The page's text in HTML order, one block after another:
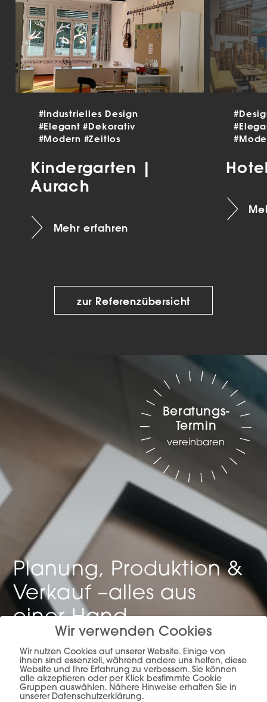
#Industrielles Design
#Elegant#Dekorativ
#Modern #Zeitlos
Kindergarten |
Aurach
Mehr erfahren
zur Referenzübersicht
Planung, Produktion &
Verkauf –alles aus
einer Hand.
mehr erfahren
Beratungs-
Termin
vereinbaren
Wir verwenden Cookies
Wir nutzen Cookies auf unserer Website. Einige von
ihnen sind essenziell, während andere uns helfen, diese
Website und Ihre Erfahrung zu verbessern. Sie können
alle akzeptieren oder per Klick bestimmte Cookie
Gruppen auswählen. Nähere Hinweise erhalten Sie in
unserer Datenschutzerklärung.